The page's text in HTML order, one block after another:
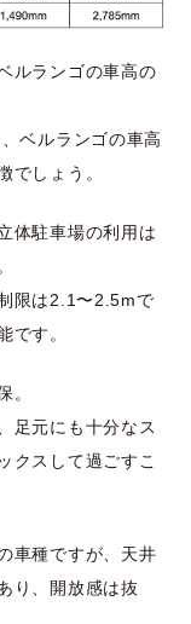
ルランゴの車高の
ベルランゴの車高
でしょう。
体駐車場の利用は
限は2.1〜2.5mで
です。
。
足元にも十分なス
クスして過ごすこ
車種ですが、天井
り、開放感は抜